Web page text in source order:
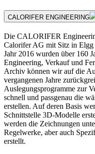
CALORIFER ENGINEERING
Die CALORIFER
Calorifer AG mit Sitz in
Jahr 2016 wurden über 160
Engineering, Verkauf und
Archiv können wir auf die
vergangenen Jahre
Auslegungsprogramme zur
schnell und passgenau die
erstellen. Auf deren Basis
Schnittstelle 3D-Modelle
werden die Zeichnungen
Regelwerke, aber auch
erstellt.